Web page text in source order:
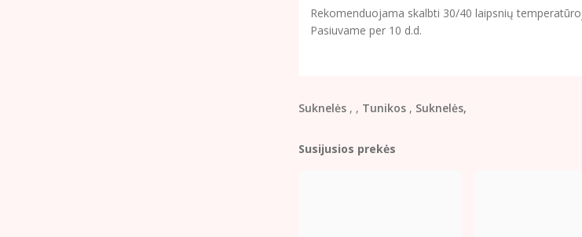
Rekomenduojama skalbti 30/40 laipsnių
Pasiuvame per 10 d.d.
Suknelės, , Tunikos, Suknelės,
Susijusios prekės